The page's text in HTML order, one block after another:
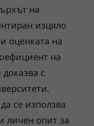
на
изцяло
оценката на
на
с
се използва
личен опит за